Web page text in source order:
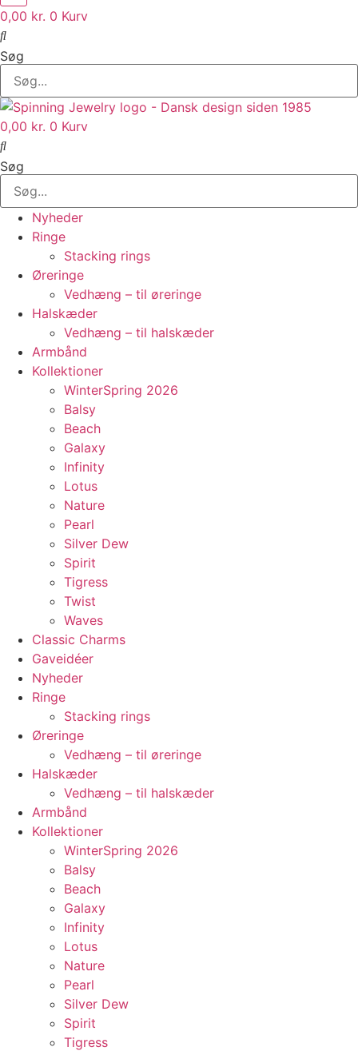
0,00 kr. 0 Kurv
Søg
0,00 kr. 0 Kurv
Søg
Nyheder
Ringe
Stacking rings
Øreringe
Vedhæng – til øreringe
Halskæder
Vedhæng – til halskæder
Armbånd
Kollektioner
WinterSpring 2026
Balsy
Beach
Galaxy
Infinity
Lotus
Nature
Pearl
Silver Dew
Spirit
Tigress
Twist
Waves
Classic Charms
Gaveidéer
Nyheder
Ringe
Stacking rings
Øreringe
Vedhæng – til øreringe
Halskæder
Vedhæng – til halskæder
Armbånd
Kollektioner
WinterSpring 2026
Balsy
Beach
Galaxy
Infinity
Lotus
Nature
Pearl
Silver Dew
Spirit
Tigress